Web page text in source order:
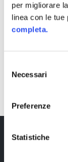
per migliorare
linea con le tue
completa.
delNecessari
Preferenze
Statistiche